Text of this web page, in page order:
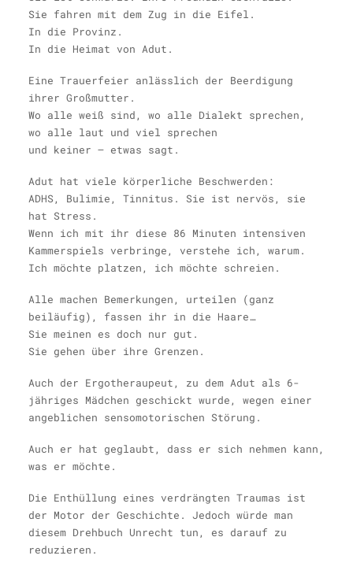
Sie fahren mit dem Zug in die Eifel.
In die Provinz.
In die Heimat von Adut.
Eine Trauerfeier anlässlich der Beerdigung
ihrer Großmutter.
Wo alle weiß sind, wo alle Dialekt sprechen,
wo alle laut und viel sprechen
und keiner – etwas sagt.
Adut hat viele körperliche Beschwerden:
ADHS, Bulimie, Tinnitus. Sie ist nervös, sie
hat Stress.
Wenn ich mit ihr diese 86 Minuten intensiven
Kammerspiels verbringe, verstehe ich, warum.
Ich möchte platzen, ich möchte schreien.
Alle machen Bemerkungen, urteilen (ganz
beiläufig), fassen ihr in die Haare…
Sie meinen es doch nur gut.
Sie gehen über ihre Grenzen.
Auch der Ergotheraupeut, zu dem Adut als 6-
jähriges Mädchen geschickt wurde, wegen einer
angeblichen sensomotorischen Störung.
Auch er hat geglaubt, dass er sich nehmen kann,
was er möchte.
Die Enthüllung eines verdrängten Traumas ist
der Motor der Geschichte. Jedoch würde man
diesem Drehbuch Unrecht tun, es darauf zu
reduzieren.